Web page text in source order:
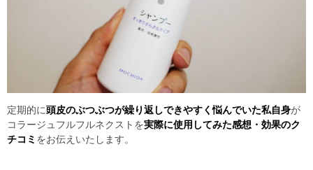
定期的に頭皮のぶつぶつが繰り返しできやすく悩んでいた私自身が
コラージュフルフルネクストを実際に使用してみた感想・効果のク
チコミ をお伝えいたします。